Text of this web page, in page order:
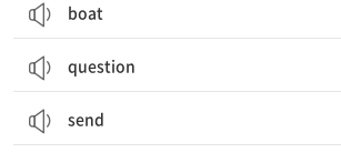
boat
question
send